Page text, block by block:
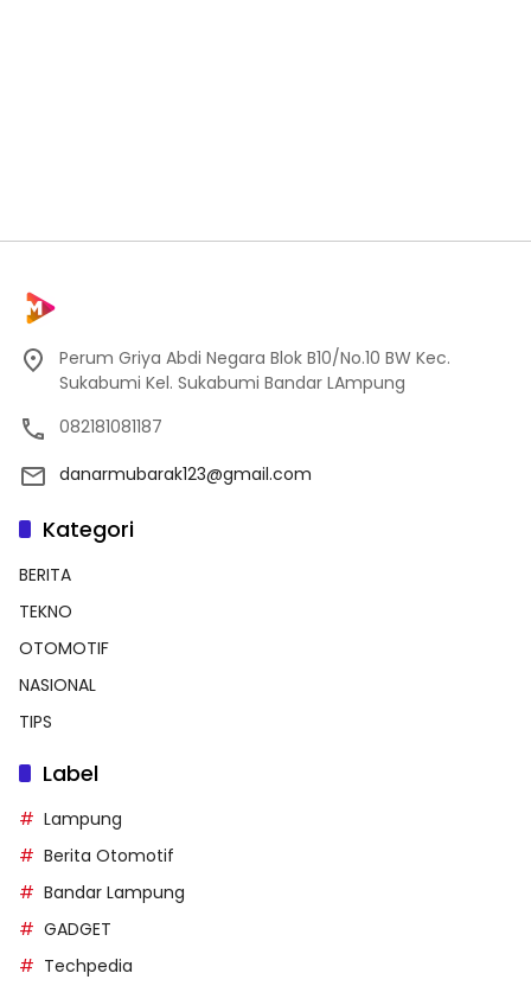
Perum Griya Abdi Negara Blok B10/No.10 BW Kec.
Sukabumi Kel. Sukabumi Bandar LAmpung
082181081187
danarmubarak123@gmail.com
Kategori
BERITA
TEKNO
OTOMOTIF
NASIONAL
TIPS
Label
Lampung
Berita Otomotif
Bandar Lampung
GADGET
Techpedia